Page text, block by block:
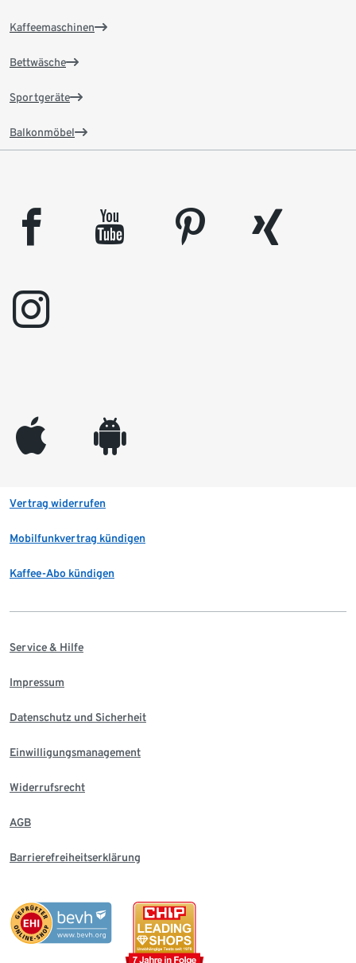
Kaffeemaschinen
Bettwäsche
Sportgeräte
Balkonmöbel
facebook youtube pinterest
xing
instagram
appleinc android
Vertrag widerrufen
Mobilfunkvertrag kündigen
Kaffee-Abo kündigen
Service & Hilfe
Impressum
Datenschutz und Sicherheit
Einwilligungsmanagement
Widerrufsrecht
AGB
Barrierefreiheitserklärung